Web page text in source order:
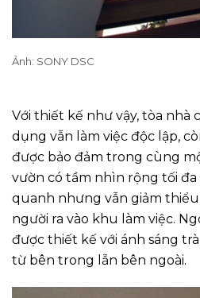
Ảnh: SONY DSC
Với thiết kế như vậy, tòa nhà
dụng vẫn làm việc độc lập,
được bảo đảm trong cùng
vườn có tầm nhìn rộng tối
quanh nhưng vẫn giảm
người ra vào khu làm việc.
được thiết kế với ánh sáng
từ bên trong lẫn bên ngoài.